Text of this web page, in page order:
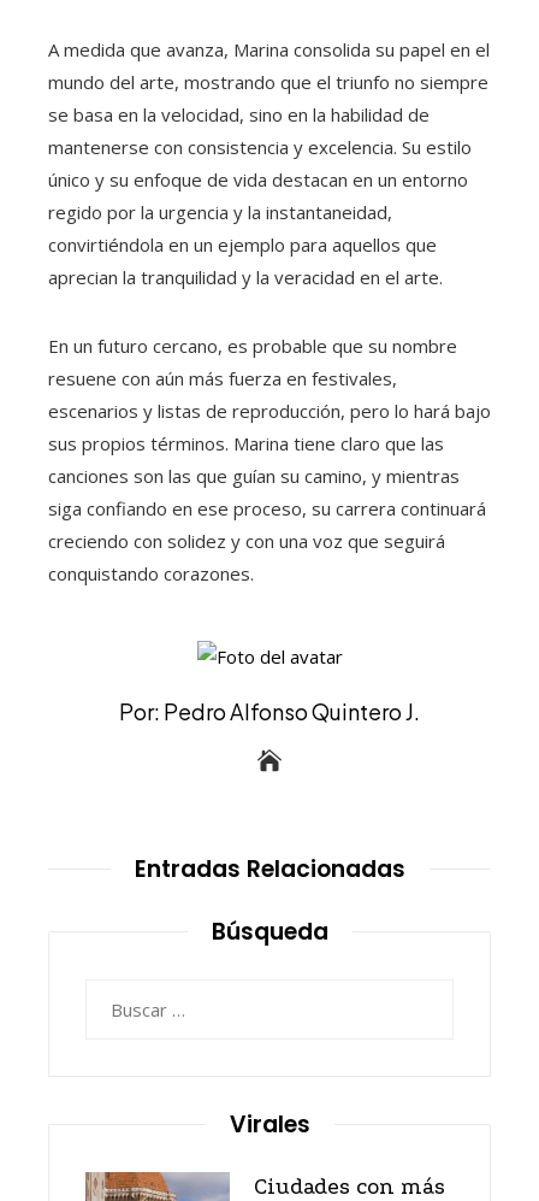
A medida que avanza, Marina consolida su papel en el
mundo del arte, mostrando que el triunfo no siempre
se basa en la velocidad, sino en la habilidad de
mantenerse con consistencia y excelencia. Su estilo
único y su enfoque de vida destacan en un entorno
regido por la urgencia y la instantaneidad,
convirtiéndola en un ejemplo para aquellos que
aprecian la tranquilidad y la veracidad en el arte.
En un futuro cercano, es probable que su nombre
resuene con aún más fuerza en festivales,
escenarios y listas de reproducción, pero lo hará bajo
sus propios términos. Marina tiene claro que las
canciones son las que guían su camino, y mientras
siga confiando en ese proceso, su carrera continuará
creciendo con solidez y con una voz que seguirá
conquistando corazones.
Por: Pedro Alfonso Quintero J.
Entradas Relacionadas
Búsqueda
Virales
Ciudades con más